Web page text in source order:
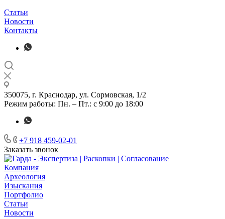
Статьи
Новости
Контакты
350075, г. Краснодар, ул. Сормовская, 1/2
Режим работы: Пн. – Пт.: с 9:00 до 18:00
+7 918 459-02-01
Заказать звонок
Компания
Археология
Изыскания
Портфолио
Статьи
Новости